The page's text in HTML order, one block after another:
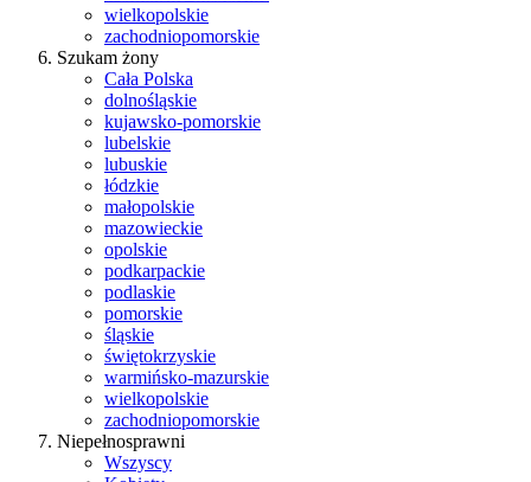
wielkopolskie
zachodniopomorskie
Szukam żony
Cała Polska
dolnośląskie
kujawsko-pomorskie
lubelskie
lubuskie
łódzkie
małopolskie
mazowieckie
opolskie
podkarpackie
podlaskie
pomorskie
śląskie
świętokrzyskie
warmińsko-mazurskie
wielkopolskie
zachodniopomorskie
Niepełnosprawni
Wszyscy